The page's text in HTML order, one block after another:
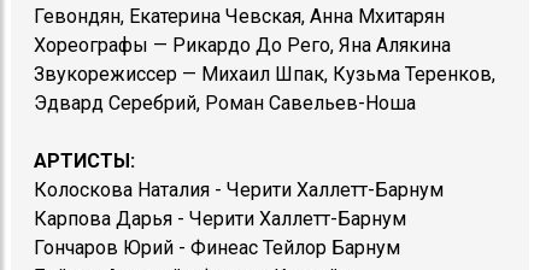
Гевондян, Екатерина Чевская, Анна Мхитарян
Хореографы — Рикардо До Рего, Яна Алякина
Звукорежиссер — Михаил Шпак, Кузьма Теренков,
Эдвард Серебрий, Роман Савельев-Ноша
АРТИСТЫ:
Колоскова Наталия - Черити Халлетт-Барнум
Карпова Дарья - Черити Халлетт-Барнум
Гончаров Юрий - Финеас Тейлор Барнум